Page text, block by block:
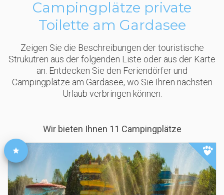
Campingplätze private
Toilette am Gardasee
Zeigen Sie die Beschreibungen der touristische
Strukutren aus der folgenden Liste oder aus der Karte
an. Entdecken Sie den Feriendörfer und
Campingplätze am Gardasee, wo Sie Ihren nächsten
Urlaub verbringen können.
Wir bieten Ihnen 11 Campingplätze